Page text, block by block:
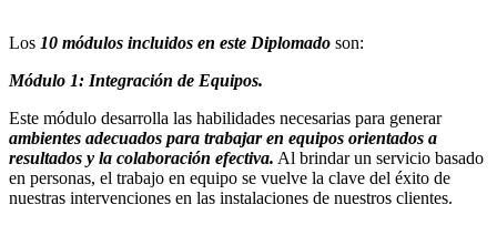
Los 10 módulos incluidos en este Diplomado son:
Módulo 1: Integración de Equipos.
Este módulo desarrolla las habilidades necesarias para generar
ambientes adecuados para trabajar en equipos orientados a
resultados y la colaboración efectiva. Al brindar un servicio basado
en personas, el trabajo en equipo se vuelve la clave del éxito de
nuestras intervenciones en las instalaciones de nuestros clientes.